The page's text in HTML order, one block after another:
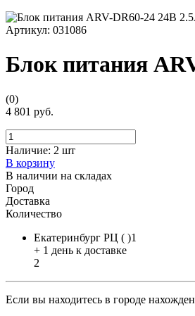
Артикул: 031086
Блок питания
(0)
4 801 руб.
Наличие: 2 шт
В корзину
В наличии на складах
Город
Доставка
Количество
Екатеринбург РЦ ( )1
+ 1 день к доставке
2
Если вы находитесь в городе